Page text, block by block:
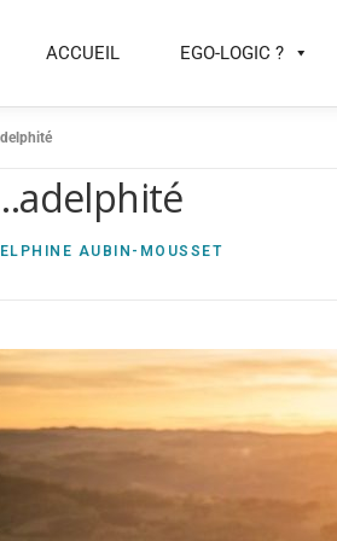
ACCUEIL EGO-LOGIC ?
AUBIN-MOUSSET